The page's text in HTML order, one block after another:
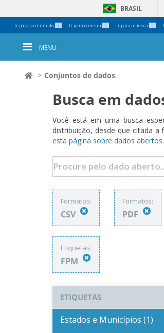
Ir para o conteúdo 1 Ir para o menu 2 Ir para a busca 3
BRASIL
MENU
Conjuntos de dados
Busca em
Você está em uma busca
distribuição, desde que citada
esta página sobre dados abertos.
Formatos:
CSV
Formatos:
PDF
Etiquetas:
FPM
ETIQUETAS
Estados e Municípios (1)